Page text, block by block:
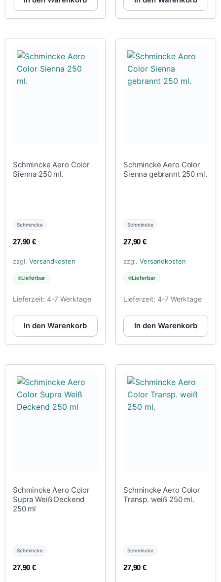
Schmincke Aero Color
Sienna 250 ml.
Schmincke
27,90€
zzgl. Versandkosten
Lieferbar
Lieferzeit: 4-7 Werktage
In den Warenkorb
Schmincke Aero Color
Sienna gebrannt 250 ml.
Schmincke
27,90€
zzgl. Versandkosten
Lieferbar
Lieferzeit: 4-7 Werktage
In den Warenkorb
Schmincke Aero Color
Supra Weiß Deckend
250 ml
Schmincke
27,90€
Schmincke Aero Color
Transp. weiß 250 ml.
Schmincke
27,90€